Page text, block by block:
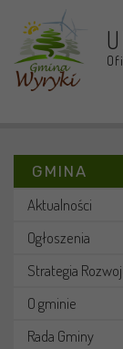
GMINA
Aktualności
Ogłoszenia
Strategia
O gminie
Rada Gminy